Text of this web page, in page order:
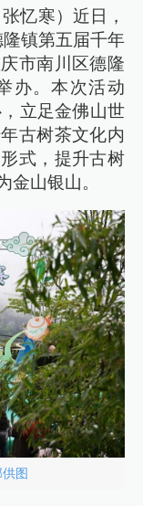
忆寒）近日，
镇第五届千年
市南川区德隆
办。本次活动
立足金佛山世
古树茶文化内
式，提升古树
金山银山。
图